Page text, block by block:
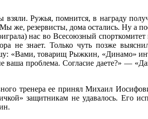
Ружья, помнится, в награду
же, резервисты, дома остались. Ну а
нас во Всесоюзный спорткомитет
не знает. Только чуть позже
«Вами, товарищ Рыжкин, «Динамо»
проблема. Согласие даете?» —
тренера ее принял Михаил
защитникам не удавалось. Его